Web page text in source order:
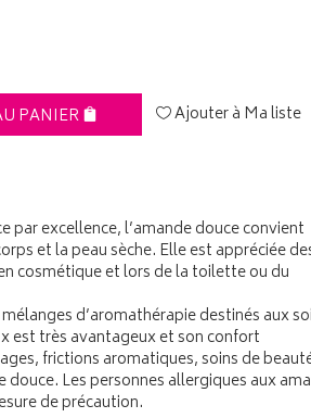
PANIER Ajouter à Ma liste
excellence, l’amande douce convient
et la peau sèche. Elle est appréciée
cosmétique et lors de la toilette ou du
d’aromathérapie destinés aux
est très avantageux et son confort
frictions aromatiques, soins de
Les personnes allergiques aux
de précaution.